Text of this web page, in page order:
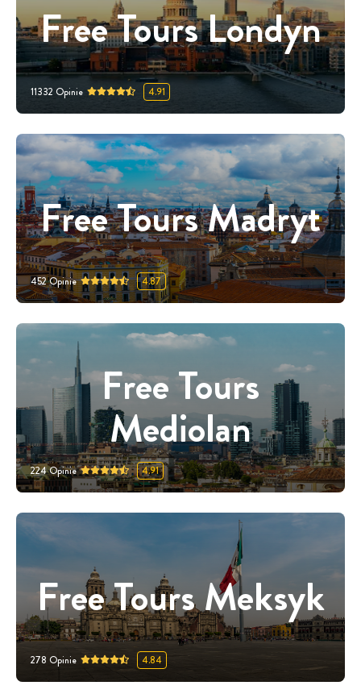
Free Tours Londyn
11332 Opinie 4.91
Free Tours Madryt
452Opinie 4.87
Free Tours
Mediolan
224Opinie 4.91
Free Tours Meksyk
278 Opinie 4.84